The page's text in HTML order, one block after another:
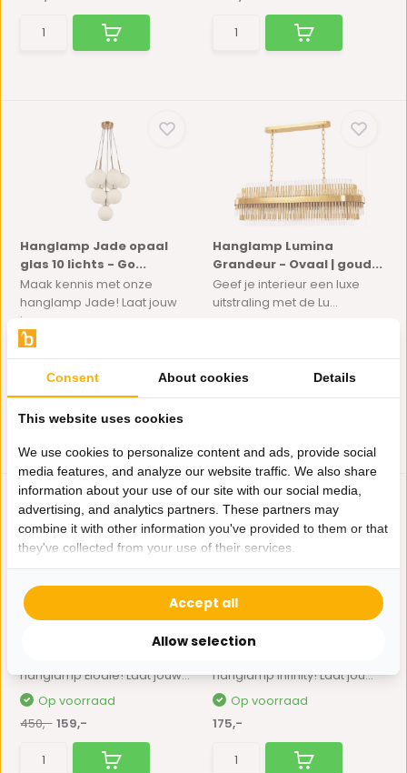
Hanglamp Jade opaal
glas 10 lichts - Go...
Maak kennis met onze
hanglamp Jade! Laat jouw
in...
300,-
Hanglamp Lumina
Grandeur - Ovaal | goud...
Geef je interieur een luxe
uitstraling met de Lu...
379,-
Hanglamp Élodie opaal
hanglamp Élodie! Laat jouw...
Op voorraad
450,- 159,-
Hanglamp Bloom opaal
glas | Ø 60 cm - ...
hanglamp Infinity! Laat jou...
Op voorraad
175,-
Consent About cookies Details
This website uses cookies
We use cookies to personalize content and ads, provide social
media features, and analyze our website traffic. We also share
information about your use of our site with our social media,
advertising, and analytics partners. These partners may
combine it with other information you've provided to them or that
they've collected from your use of their services.
Allow selection
Accept all